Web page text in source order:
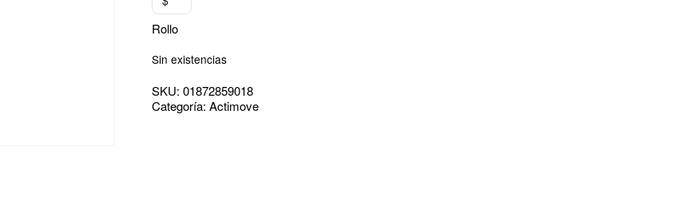
Rollo
Sin existencias
SKU: 01872859018
Categoría: Actimove